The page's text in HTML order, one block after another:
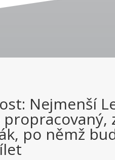
Nejmenší
po němž